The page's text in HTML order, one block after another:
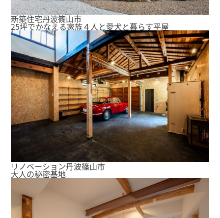
新築住宅丹波篠山市
25坪でかなえる家族４人と愛犬と暮らす平屋
リノベーション丹波篠山市
大人の秘密基地